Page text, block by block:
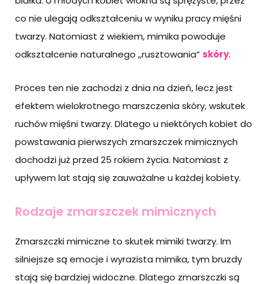
co nie ulegają odkształceniu w wyniku pracy mięśni
twarzy. Natomiast z wiekiem, mimika powoduje
odkształcenie naturalnego ,,rusztowania” skóry.
Proces ten nie zachodzi z dnia na dzień, lecz jest
efektem wielokrotnego marszczenia skóry, wskutek
ruchów mięśni twarzy. Dlatego u niektórych kobiet do
powstawania pierwszych zmarszczek mimicznych
dochodzi już przed 25 rokiem życia. Natomiast z
upływem lat stają się zauważalne u każdej kobiety.
Rodzaje zmarszczek mimicznych
Zmarszczki mimiczne to skutek mimiki twarzy. Im
silniejsze są emocje i wyrazista mimika, tym bruzdy
stają się bardziej widoczne. Dlatego zmarszczki są